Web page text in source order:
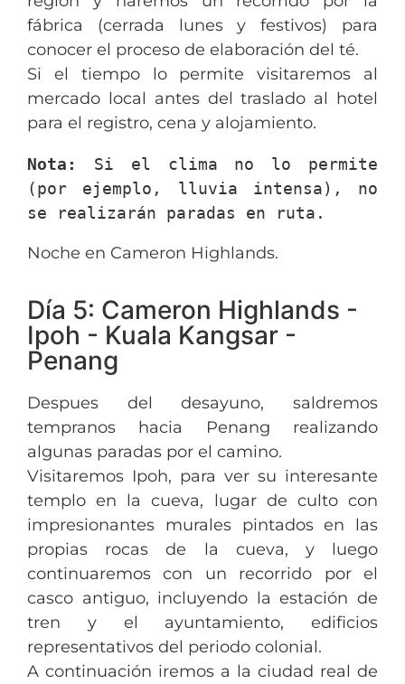
fábrica (cerrada lunes y festivos) para
conocer el proceso de elaboración del té.
Si el tiempo lo permite visitaremos al
mercado local antes del traslado al hotel
para el registro, cena y alojamiento.
Nota:
Si el clima no lo permite
(por ejemplo, lluvia intensa), no
se realizarán paradas en ruta.
Noche en Cameron Highlands.
Día 5: Cameron Highlands -
Ipoh - Kuala Kangsar -
Penang
Despues del desayuno, saldremos
tempranos hacia Penang realizando
algunas paradas por el camino.
Visitaremos Ipoh, para ver su interesante
templo en la cueva, lugar de culto con
impresionantes murales pintados en las
propias rocas de la cueva, y luego
continuaremos con un recorrido por el
casco antiguo, incluyendo la estación de
tren y el ayuntamiento, edificios
representativos del periodo colonial.
A continuación iremos a la ciudad real de